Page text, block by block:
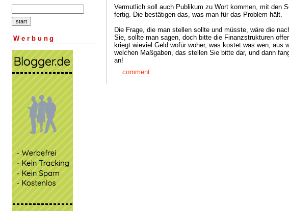
Werbung
Vermutlich soll auch Publikum zu Wort kommen, mit den
fertig. Die bestätigen das, was man für das Problem hält.
Die Frage, die man stellen sollte und müsste, wäre die
Sie, sollte man sagen, doch bitte die Finanzstrukturen
kriegt wieviel Geld wofür woher, was kostet was wen, aus
welchen Maßgaben, das stellen Sie bitte dar, und dann
an!
... comment